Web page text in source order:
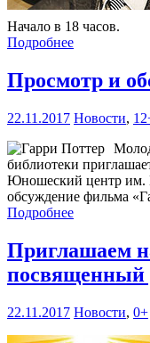
Начало в 18 часов.
Подробнее
Просмотр и
22.11.2017 Новости,
библиотеки
Юношеский центр им.
обсуждение фильма
Подробнее
Приглашаем
22.11.2017 Новости, 0+